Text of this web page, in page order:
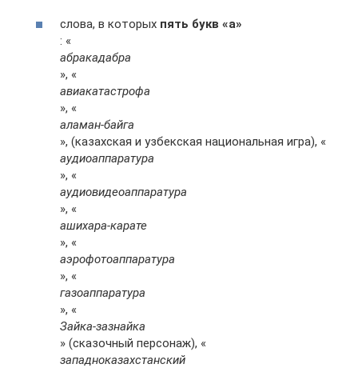
слова, в которых пять букв «а»
: «
абракадабра
», «
авиакатастрофа
», «
аламан-байга
», (казахская и узбекская национальная игра), «
аудиоаппаратура
», «
аудиовидеоаппаратура
», «
ашихара-карате
», «
аэрофотоаппаратура
», «
газоаппаратура
», «
Зайка-зазнайка
» (сказочный персонаж), «
западноказахстанский